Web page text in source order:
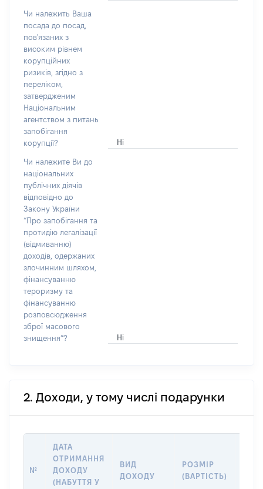
Чи належить Ваша
посада до посад,
пов'язаних з
високим рівнем
корупційних
ризиків, згідно з
переліком,
затвердженим
Національним
агентством з питань
запобігання
корупції?
Ні
Чи належите Ви до
національних
публічних діячів
відповідно до
Закону України
“Про запобігання та
протидію легалізації
(відмиванню)
доходів, одержаних
злочинним шляхом,
фінансуванню
тероризму та
фінансуванню
розповсюдження
зброї масового
знищення”?
Ні
2. Доходи, у тому числі подарунки
№
ДАТА
ОТРИМАННЯ
ДОХОДУ
(НАБУТТЯ У
ВИД
ДОХОДУ
РОЗМІР
(ВАРТІСТЬ)